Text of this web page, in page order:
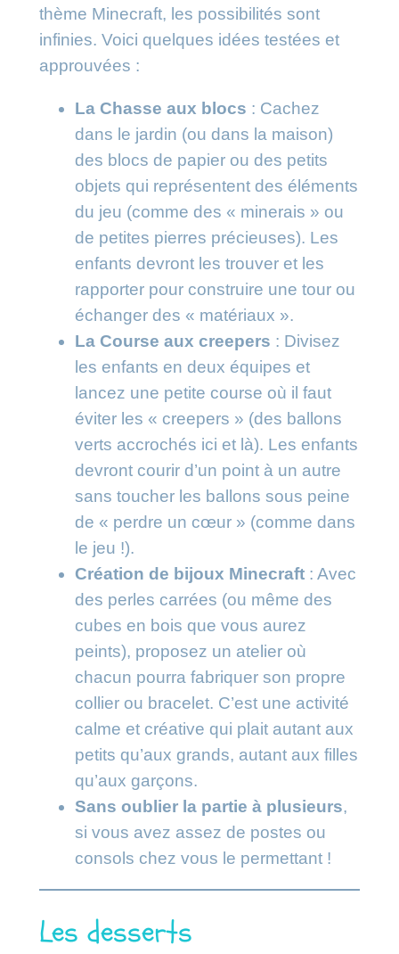
thème Minecraft, les possibilités sont
infinies. Voici quelques idées testées et
approuvées :
La Chasse aux blocs : Cachez
dans le jardin (ou dans la maison)
des blocs de papier ou des petits
objets qui représentent des éléments
du jeu (comme des « minerais » ou
de petites pierres précieuses). Les
enfants devront les trouver et les
rapporter pour construire une tour ou
échanger des « matériaux ».
La Course aux creepers : Divisez
les enfants en deux équipes et
lancez une petite course où il faut
éviter les « creepers » (des ballons
verts accrochés ici et là). Les enfants
devront courir d’un point à un autre
sans toucher les ballons sous peine
de « perdre un cœur » (comme dans
le jeu !).
Création de bijoux Minecraft: Avec
des perles carrées (ou même des
cubes en bois que vous aurez
peints), proposez un atelier où
chacun pourra fabriquer son propre
collier ou bracelet. C’est une activité
calme et créative qui plait autant aux
petits qu’aux grands, autant aux filles
qu’aux garçons.
Sans oublier la partie à plusieurs,
si vous avez assez de postes ou
consols chez vous le permettant !
Les desserts